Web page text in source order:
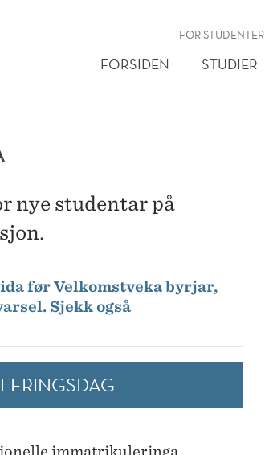
FOR STUDENTER
FORSIDEN STUDIER
nye studentar på
før Velkomstveka byrjar,
Sjekk også
immatrikuleringa.